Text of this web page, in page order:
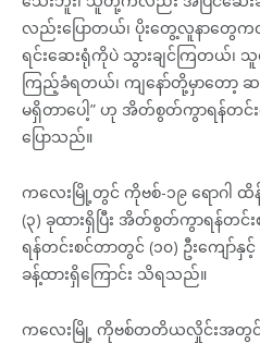
လည်းပြောတယ်၊ ပိုးတွေ့လူနာတွေ
ရင်းဆေးရုံကိုပဲ သွားချင်ကြတယ်၊
ကြည့်ခံရတယ်၊ ကျနော်တို့မှာတော့
မရှိတာပေါ့” ဟု အိတ်စွတ်ကွာရန်တင်
ပြောသည်။
ကလေးမြို့တွင် ကိုဗစ်-၁၉ ရောဂါ ထိ
(၃) ခုထားရှိပြီး အိတ်စွတ်ကွာရန်တင်း
ရန်တင်းစင်တာတွင် (၁၀) ဦးကျော်နှ
ခန့်ထားရှိကြောင်း သိရသည်။
ကလေးမြို့ ကိုဗစ်တတိယလှိုင်းအတွင်